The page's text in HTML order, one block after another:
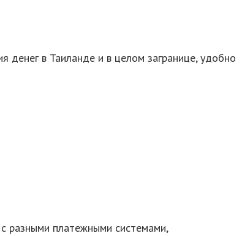
в Таиланде и в целом загранице, удобно
разными платежными системами,